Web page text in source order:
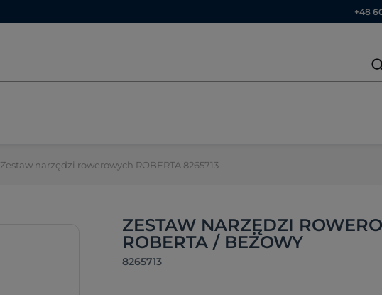
+48
Zestaw narzędzi rowerowych ROBERTA 8265713
ZESTAW NARZĘDZI
ROBERTA / BEŻOWY
8265713